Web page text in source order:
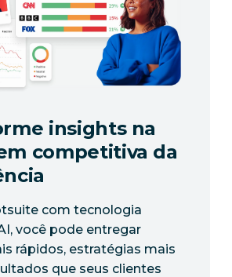
insights na
competitiva da
com tecnologia
você pode entregar
rápidos, estratégias mais
que seus clientes